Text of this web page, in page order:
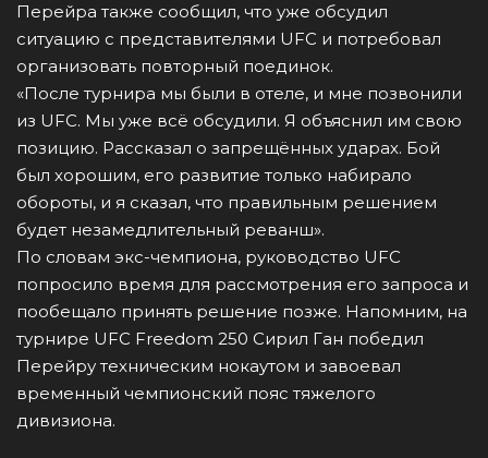
Перейра также сообщил, что уже обсудил
ситуацию с представителями UFC и потребовал
организовать повторный поединок.
«После турнира мы были в отеле, и мне позвонили
из UFC. Мы уже всё обсудили. Я объяснил им свою
позицию. Рассказал о запрещённых ударах. Бой
был хорошим, его развитие только набирало
обороты, и я сказал, что правильным решением
будет незамедлительный реванш».
По словам экс-чемпиона, руководство UFC
попросило время для рассмотрения его запроса и
пообещало принять решение позже. Напомним, на
турнире UFC Freedom 250 Сирил Ган победил
Перейру техническим нокаутом и завоевал
временный чемпионский пояс тяжелого
дивизиона.